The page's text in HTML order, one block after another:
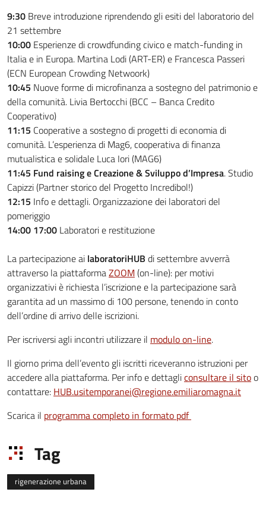
9:30 Breve introduzione riprendendo gli esiti del laboratorio del
21 settembre
10:00 Esperienze di crowdfunding civico e match-funding in
Italia e in Europa. Martina Lodi (ART-ER) e Francesca Passeri
(ECN European Crowding Netwoork)
10:45 Nuove forme di microfinanza a sostegno del patrimonio e
della comunità. Livia Bertocchi (BCC – Banca Credito
Cooperativo)
11:15 Cooperative a sostegno di progetti di economia di
comunità. L’esperienza di Mag6, cooperativa di finanza
mutualistica e solidale Luca Iori (MAG6)
11:45 Fund raising e Creazione & Sviluppo d’Impresa. Studio
Capizzi (Partner storico del Progetto Incredibol!)
12:15 Info e dettagli. Organizzazione dei laboratori del
pomeriggio
14:00 17:00 Laboratori e restituzione
La partecipazione ai laboratoriHUB di settembre avverrà
attraverso la piattaformaZOOM (on-line): per motivi
organizzativi è richiesta l’iscrizione e la partecipazione sarà
garantita ad un massimo di 100 persone, tenendo in conto
dell’ordine di arrivo delle iscrizioni.
Per iscriversi agli incontri utilizzare il modulo on-line.
Il giorno prima dell’evento gli iscritti riceveranno istruzioni per
accedere alla piattaforma. Per info e dettagliconsultare il sitoo
contattare: HUB.usitemporanei@regione.emiliaromagna.it
Scarica il programma completo in formato pdf
Tag
rigenerazione urbana